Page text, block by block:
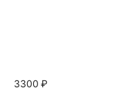
3300 ₽